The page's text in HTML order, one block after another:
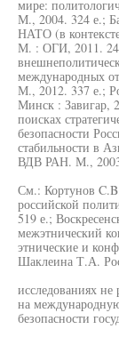
мире:
М., 2004. 324 е.;
НАТО (в
М. : ОГИ, 2011.
международных
М., 2012. 337 е.;
Минск : Завигар,
поисках
безопасности
стабильности в
ВДВ РАН. М.,
См.: Кортунов
российской
519 е.;
межэтнический
этнические и
Шаклеина Т.А.
исследованиях не
на
безопасности